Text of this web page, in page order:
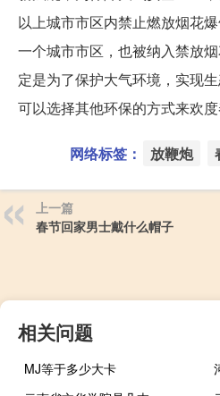
以上城市市区内禁止燃放烟花
一个城市市区，也被纳入禁放
定是为了保护大气环境，实现
可以选择其他环保的方式来欢度
网络标签： 放鞭炮
上一篇
春节回家男士戴什么帽子
相关问题
MJ等于多少大卡